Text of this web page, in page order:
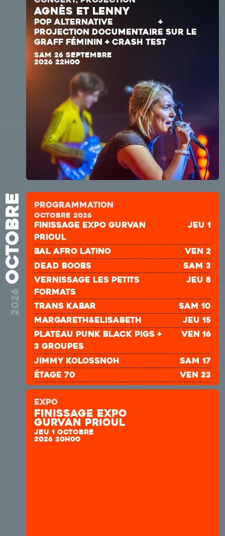
AGNÈS ET LENNY
POP ALTERNATIVE
+
PROJECTION DOCUMENTAIRE SUR LE
GRAFF FÉMININ + CRASH TEST
SAM 26 SEPTEMBRE
2026 22H00
2026
octobre Programmation
octobre 2026
Finissage expo Gurvan
prioul
jeu 1
bal afro latino
ven 2
DEAD BOOBS
sam 3
Vernissage les petits
formats
jeu 8
TRANS KABAR
sam 10
Margareth&Elisabeth
jeu 15
plateau punk Black Pigs +
3 groupes
ven 16
JIMMY KOLOSSNOH
sam 17
ÉTAGE 70
ven 23
BALAPHONICS
ven 30
SOAD
EXPO
Finissage expo
Gurvan prioul
JEU 1 OCTOBRE
2026 20H00